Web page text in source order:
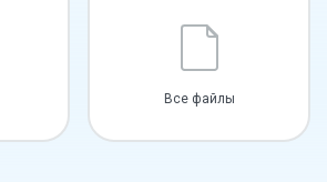
Все файлы